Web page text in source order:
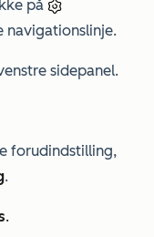
på
navigationslinje.
sidepanel.
forudindstilling,
.
.